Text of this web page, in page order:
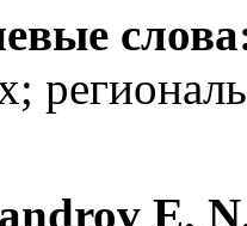
E.